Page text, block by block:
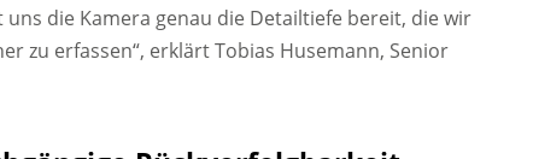
die Kamera genau die Detailtiefe bereit, die wir
zu erfassen“, erklärt Tobias Husemann, Senior